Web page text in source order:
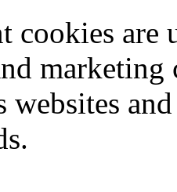
cookies
marketing
websites